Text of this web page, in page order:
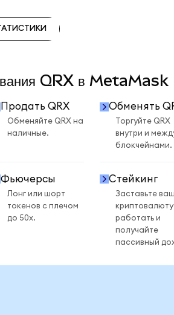
QRX в MetaMask
Продать QRX
Обменяйте QRX на
наличные.
Обменять
Торгуйте QRX
внутри и
блокчейнами.
Фьючерсы
Лонг или шорт
токенов с плечом
до 50x.
Стейкинг
Заставьте
криптовалюту
работать и
получайте
пассивный